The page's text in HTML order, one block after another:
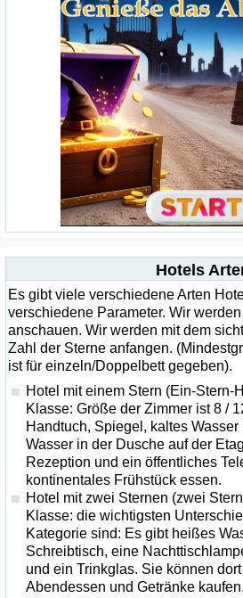
Hotels
Es gibt viele verschiedene Arten
verschiedene Parameter. Wir
anschauen. Wir werden mit dem
Zahl der Sterne anfangen.
ist für einzeln/Doppelbett gegeben).
Hotel mit einem Stern (Ein-Stern-
Klasse: Größe der Zimmer ist 8 /
Handtuch, Spiegel, kaltes
Wasser in der Dusche auf der
Rezeption und ein öffentliches
kontinentales Frühstück essen.
Hotel mit zwei Sternen (zwei
Klasse: die wichtigsten
Kategorie sind: Es gibt heißes
Schreibtisch, eine
und ein Trinkglas. Sie können
Abendessen und Getränke kaufen.